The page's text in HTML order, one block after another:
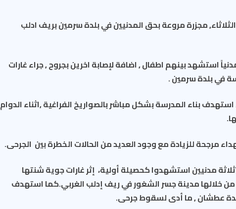
مجزرة مروعة بحق المدنيين في بلدة سرمين بريف ادلب
ناشطون من المنطقة, إن 11 مدنياً استشهد بينهم اطفال , اضافة لإصابة اخرين بجروح , جراء غارات
في بلدة سرمين .
بناء المدرسة بشكل مباشر بالصواريخ الفراغية ,اثناء الدوام
مرجحة للزيادة مع وجود العديد من الحالات الخطرة بين الجرحى.
مدنيين استشهدوا كحصيلة أولية، إثر غارات جوية شنتها
من خلالها مدينة ‫جسر الشغور في ريف إدلب الغربي.كما استهدف
بلدة عطشان , ما أدى لسقوط جرحى.